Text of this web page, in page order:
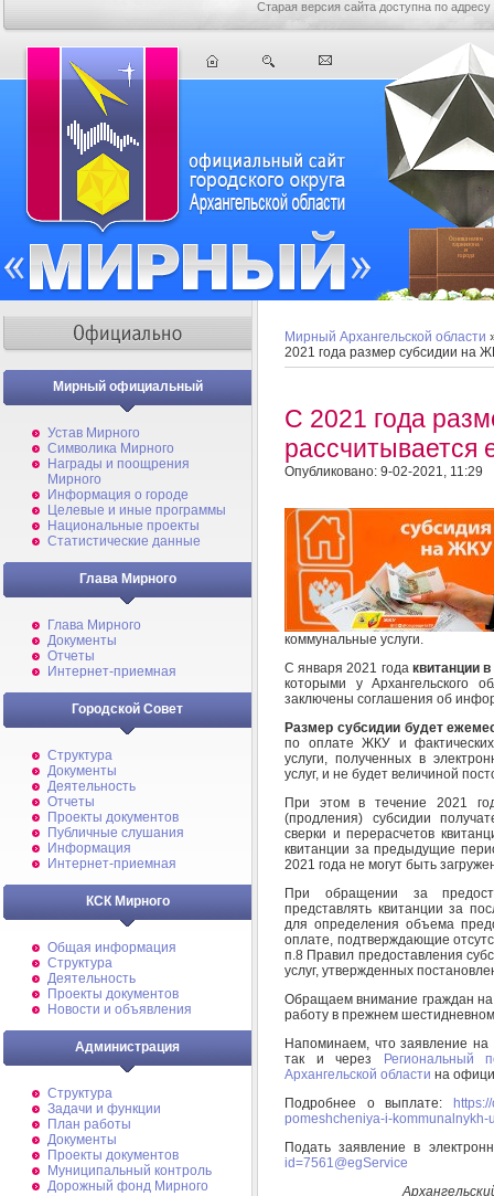
Старая версия сайта доступна по адресу
Мирный официальный
Устав Мирного
Символика Мирного
Награды и поощрения
Мирного
Информация о городе
Целевые и иные программы
Национальные проекты
Статистические данные
Глава Мирного
Глава Мирного
Документы
Отчеты
Интернет-приемная
Городской Совет
Структура
Документы
Деятельность
Отчеты
Проекты документов
Публичные слушания
Информация
Интернет-приемная
КСК Мирного
Общая информация
Структура
Деятельность
Проекты документов
Новости и объявления
Администрация
Структура
Задачи и функции
План работы
Документы
Проекты документов
Муниципальный контроль
Дорожный фонд Мирного
Мирный Архангельской области
2021 года размер субсидии на
С 2021 года
рассчитывается
Опубликовано: 9-02-2021, 11:29
коммунальные услуги.
С января 2021 года квитанции
которыми у Архангельского
заключены соглашения об
Размер субсидии будет
по оплате ЖКУ и
услуги, полученных в
услуг, и не будет величиной
При этом в течение 2021
(продления) субсидии
сверки и перерасчетов
квитанции за предыдущие
2021 года не могут быть
При обращении за
представлять квитанции за
для определения объема
оплате, подтверждающие
п.8 Правил предоставления
услуг, утвержденных
Обращаем внимание граждан
работу в прежнем
Напоминаем, что заявление
так и через
Региональный
Архангельской области на
Подробнее о выплате:
pomeshcheniya-i-kommunalnykh-
Подать заявление в
id=7561@egService